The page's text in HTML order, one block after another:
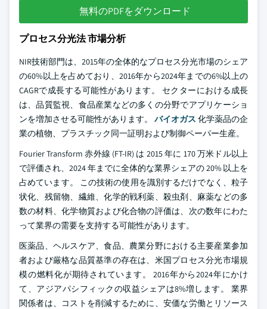
無料のPDFをダウンロード
プロセス分光法 市場分析
NIR技術部門は、2015年の全体的なプロセス分光市場のシェア
の60%以上を占めており、2016年から2024年までの6%以上の
CAGRで成長する可能性があります。 セクターにおける成長
は、品質監視、食品産業などの多くの分野でアプリケーショ
ンを増加させる可能性があります。 バイオガス 化学薬品の企
業の植物、プラスチック同一証明および制御ペーパー生産。
Fourier Transform 赤外線 (FT-IR) は 2015 年に 170 万米ドル以上
で評価され、2024 年までに全体的な業界シェアの 20% 以上を
占めています。 この技術の使用を識別するだけでなく、粒子
状化、残留物、繊維、化学的戦利薬、殺虫剤、麻薬などの多
数の材料、化学物質および化合物の評価は、次の数年にわた
って業界の需要を支持する可能性があります。
医薬品、ヘルスケア、食品、農業分野における主要産業参加
者および厳格な品質基準の存在は、米国プロセス分光市場規
模の燃料化が期待されています。 2016年から2024年にかけ
て、アジアパシフィックの収益シェアは8%増します。 業界
関係者は、コストを削減するために、安価な労働とリソース